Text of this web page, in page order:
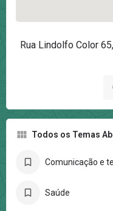
Rua Lindolfo Color
Todos os Temas
Saúde